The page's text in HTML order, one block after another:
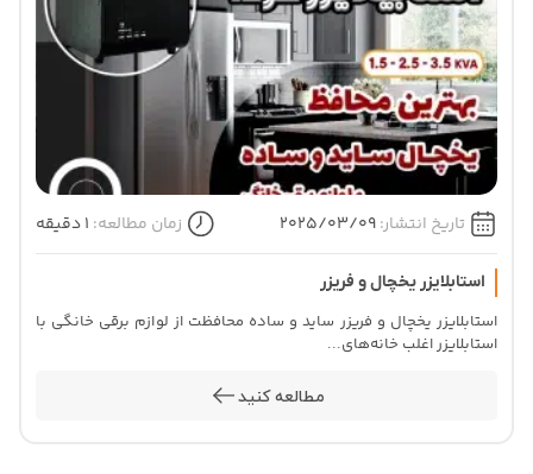
تاریخ انتشار:2025/03/09 زمان مطالعه: 1 دقیقه
استابلایزر یخچال و فریزر
استابلایزر یخچال و فریزر ساید و ساده محافظت از لوازم برقی خانگی با
استابلایزر اغلب خانه‌های...
مطالعه کنید